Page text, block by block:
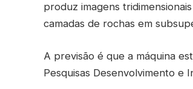
produz imagens
camadas de rochas em
A previsão é que a máquina
Pesquisas Desenvolvimento e